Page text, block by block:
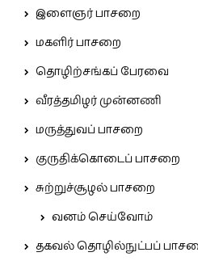
இளைஞர் பாசறை
மகளிர் பாசறை
தொழிற்சங்கப் பேரவை
வீரத்தமிழர் முன்னணி
மருத்துவப் பாசறை
குருதிக்கொடைப் பாசறை
சுற்றுச்சூழல் பாசறை
வனம் செய்வோம்
தகவல் தொழில்நுட்பப்